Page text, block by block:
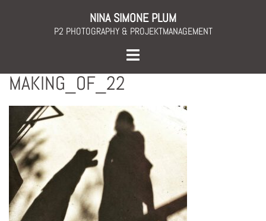
NINA SIMONE PLUM
P2 PHOTOGRAPHY & PROJEKTMANAGEMENT
Toggle
menu
MAKING_OF_22